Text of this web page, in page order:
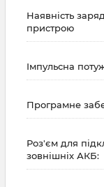
Наявність
пристрою
Імпульсна
Програмне
Роз'єм для
зовнішніх АКБ: